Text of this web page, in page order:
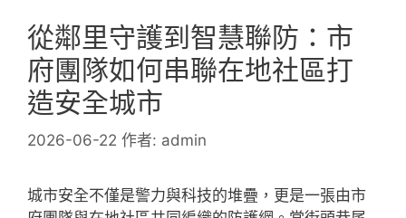
從鄰里守護到智慧聯防：市
府團隊如何串聯在地社區打
造安全城市
2026-06-22 作者: admin
城市安全不僅是警力與科技的堆疊，更是一張由市